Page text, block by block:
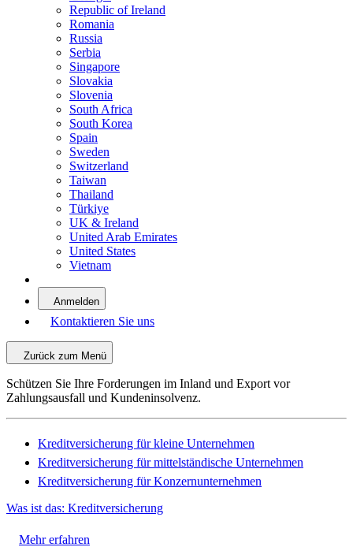
Republic of Ireland
Romania
Russia
Serbia
Singapore
Slovakia
Slovenia
South Africa
South Korea
Spain
Sweden
Switzerland
Taiwan
Thailand
Türkiye
UK & Ireland
United Arab Emirates
United States
Vietnam
Anmelden
Kontaktieren Sie uns
Zurück zum Menü
Schützen Sie Ihre Forderungen im Inland und Export vor
Zahlungsausfall und Kundeninsolvenz.
Kreditversicherung für kleine Unternehmen
Kreditversicherung für mittelständische Unternehmen
Kreditversicherung für Konzernunternehmen
Was ist das: Kreditversicherung
Mehr erfahren